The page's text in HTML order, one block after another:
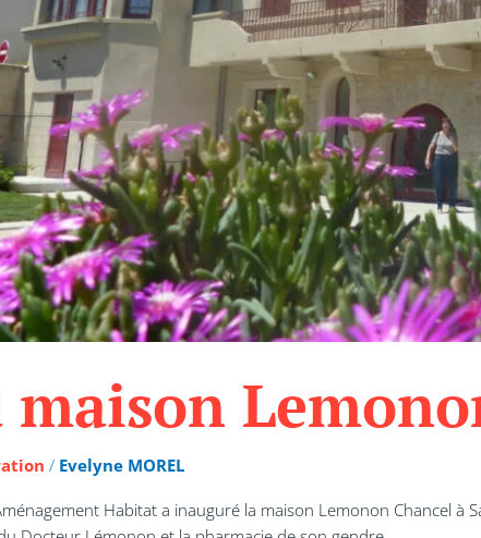
maison
/ Evelyne MOREL
Habitat a inauguré la maison Lemonon Chancel à